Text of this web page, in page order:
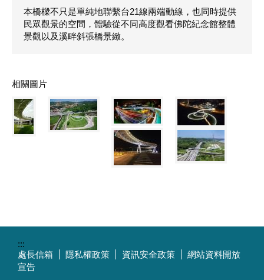
本橋樑不只是單純地聯繫台21線兩端動線，也同時提供
民眾觀景的空間，體驗從不同高度觀看佛陀紀念館整體
景觀以及溪畔斜張橋景緻。
相關圖片
:::
處長信箱
隱私權政策 資訊安全政策
網站資料開放
宣告